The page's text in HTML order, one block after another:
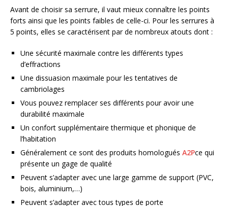
Avant de choisir sa serrure, il vaut mieux connaître les points
forts ainsi que les points faibles de celle-ci. Pour les serrures à
5 points, elles se caractérisent par de nombreux atouts dont :
Une sécurité maximale contre les différents types
d’effractions
Une dissuasion maximale pour les tentatives de
cambriolages
Vous pouvez remplacer ses différents pour avoir une
durabilité maximale
Un confort supplémentaire thermique et phonique de
l’habitation
Généralement ce sont des produits homologués A2Pce qui
présente un gage de qualité
Peuvent s’adapter avec une large gamme de support (PVC,
bois, aluminium,…)
Peuvent s’adapter avec tous types de porte